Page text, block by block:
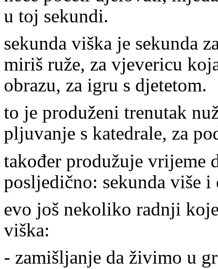
u toj sekundi.
sekunda viška je sekunda
miriš ruže, za vjevericu
obrazu, za igru s djetetom.
to je produženi trenutak
pljuvanje s katedrale, za
također produžuje vrijeme
posljedično: sekunda više i
evo još nekoliko radnji
viška:
- zamišljanje da živimo u